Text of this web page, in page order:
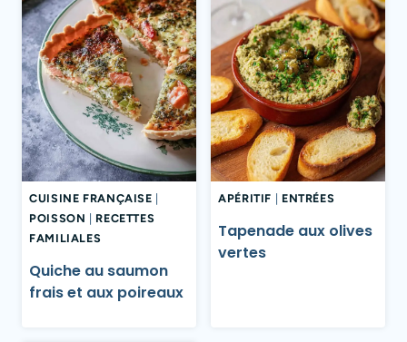
CUISINE FRANÇAISE
POISSON
RECETTES
FAMILIALES
Quiche au saumon
frais et aux poireaux
APÉRITIF ENTRÉES
Tapenade aux olives
vertes